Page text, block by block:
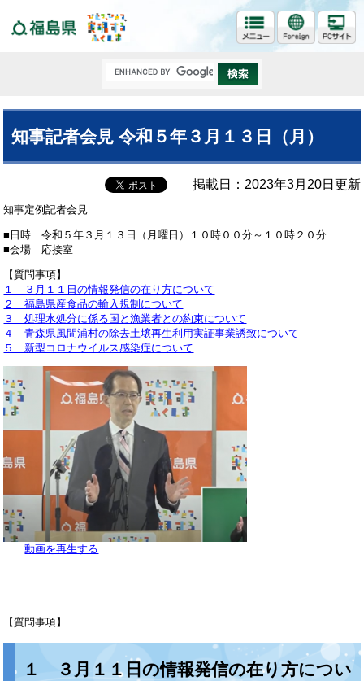
知事記者会見 令和５年３月１３日（月）
掲載日：2023年3月20日更新
知事定例記者会見
■日時 令和５年３月１３日（月曜日）１０時００分～１０時２０分
■会場 応接室
【質問事項】
１ ３月１１日の情報発信の在り方について
２ 福島県産食品の輸入規制について
３ 処理水処分に係る国と漁業者との約束について
４ 青森県風間浦村の除去土壌再生利用実証事業誘致について
５ 新型コロナウイルス感染症について
動画を再生する
【質問事項】
１ ３月１１日の情報発信の在り方につい